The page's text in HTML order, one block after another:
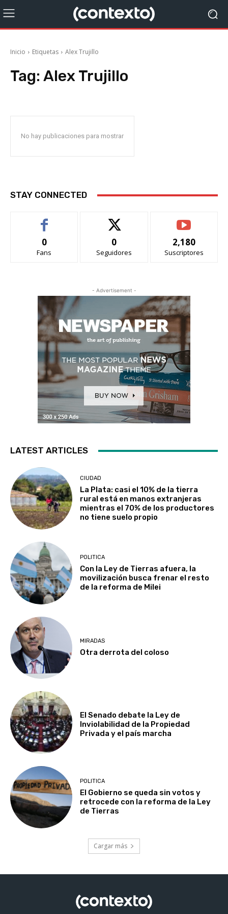
Inicio Etiquetas Alex Trujillo
Tag: Alex Trujillo
No hay publicaciones para mostrar
STAY CONNECTED
0
Fans
0
Seguidores
2,180
Suscriptores
- Advertisement -
LATEST ARTICLES
CIUDAD
La Plata: casi el 10% de la tierra
rural está en manos extranjeras
mientras el 70% de los productores
no tiene suelo propio
POLITICA
Con la Ley de Tierras afuera, la
movilización busca frenar el resto
de la reforma de Milei
MIRADAS
Otra derrota del coloso
El Senado debate la Ley de
Inviolabilidad de la Propiedad
Privada y el país marcha
POLITICA
El Gobierno se queda sin votos y
retrocede con la reforma de la Ley
de Tierras
Cargar más